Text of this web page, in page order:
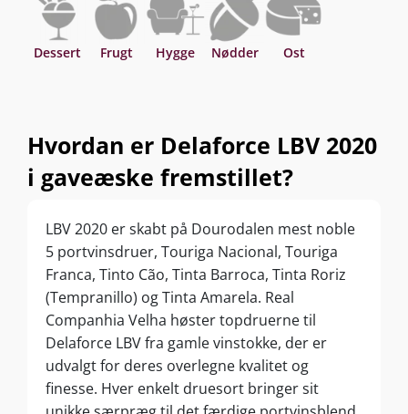
Dessert Frugt Hygge Nødder Ost
Hvordan er Delaforce LBV 2020
i gaveæske fremstillet?
LBV 2020 er skabt på Dourodalen mest noble
5 portvinsdruer, Touriga Nacional, Touriga
Franca, Tinto Cão, Tinta Barroca, Tinta Roriz
(Tempranillo) og Tinta Amarela. Real
Companhia Velha høster topdruerne til
Delaforce LBV fra gamle vinstokke, der er
udvalgt for deres overlegne kvalitet og
finesse. Hver enkelt druesort bringer sit